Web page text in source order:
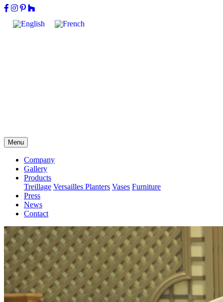
Menu
Company
Gallery
Products
Treillage Versailles Planters Vases Furniture
Press
News
Contact